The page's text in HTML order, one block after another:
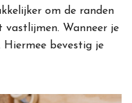
om de randen
Wanneer je
bevestig je